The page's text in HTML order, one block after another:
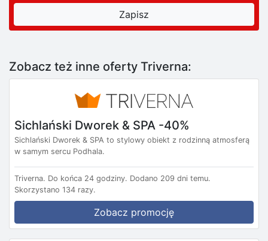
Zobacz też inne oferty Triverna:
Sichlański Dworek & SPA -40%
Sichlański Dworek & SPA to stylowy obiekt z rodzinną atmosferą
w samym sercu Podhala.
Triverna. Do końca 24 godziny. Dodano 209 dni temu.
Skorzystano 134 razy.
Zobacz promocję